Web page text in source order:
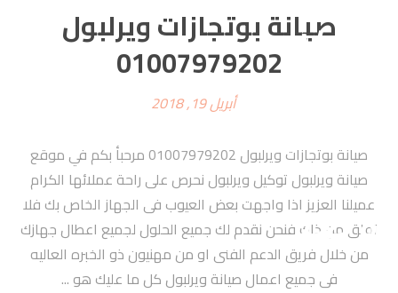
صيانة بوتجازات ويرلبول
01007979202
أبريل 19, 2018
صيانة بوتجازات ويرلبول 01007979202 مرحبأ بكم في موقع
صيانة ويرلبول توكيل ويرلبول نحرص على راحة عملائها الكرام
عميلنا العزيز اذا واجهت بعض العيوب فى الجهاز الخاص بك فلا
تقلق من ذاك فنحن نقدم لك جميع الحلول لجميع اعطال جهازك
من خلال فريق الدعم الفنى او من مهنيون ذو الخبره العاليه
فى جميع اعمال صيانة ويرلبول كل ما عليك هو ...